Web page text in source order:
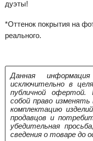
дуэты!
*Оттенок покрытия на
реального.
Данная
исключительно в
публичной офертой.
собой право
комплектацию
продавцов и
убедительная
сведения о товаре до